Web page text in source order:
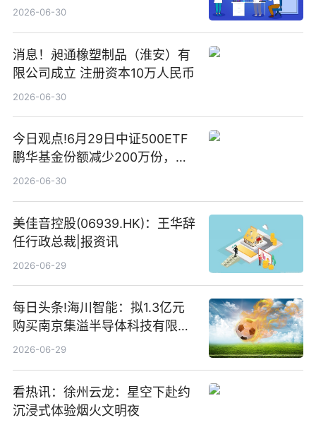
2026-06-30
消息！昶通橡塑制品（淮安）有
限公司成立 注册资本10万人民币
2026-06-30
今日观点!6月29日中证500ETF
鹏华基金份额减少200万份，重
仓股亨通光电、赤峰黄金、佰维
2026-06-30
美佳音控股(06939.HK)：王华辞
任行政总裁|报资讯
2026-06-29
每日头条!海川智能：拟1.3亿元
购买南京集溢半导体科技有限公
司15.3%股权
2026-06-29
看热讯：徐州云龙：星空下赴约
沉浸式体验烟火文明夜